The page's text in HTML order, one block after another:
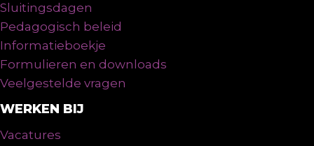
Sluitingsdagen
Pedagogisch beleid
Informatieboekje
Formulieren en downloads
Veelgestelde vragen
WERKEN BIJ
Vacatures